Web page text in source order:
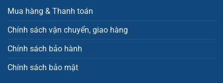
Mua hàng & Thanh toán
Chính sách vận chuyển, giao hàng
Chính sách bảo hành
Chính sách bảo mật